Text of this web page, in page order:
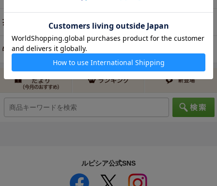
茶器・オリジナルグッズ
特別商品・お取り寄せ
ルピシア公式SNS